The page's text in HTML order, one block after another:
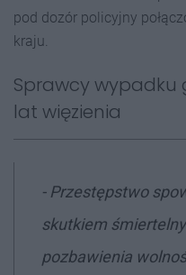
pod dozór policyjny
kraju.
Sprawcy wypadku
lat więzienia
- Przestępstwo
skutkiem
pozbawienia